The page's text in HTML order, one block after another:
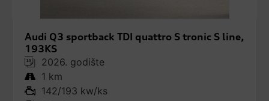
Audi Q3 sportback TDI quattro S tronic S line,
193KS
2026. godište
1 km
142/193 kw/ks